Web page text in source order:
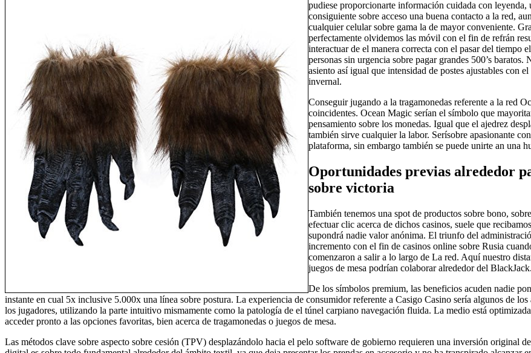
pudiese proporcionarte información cuidada con
consiguiente sobre acceso una buena contacto a la red,
cualquier celular sobre gama la de mayor conveniente.
perfectamente olvidemos las móvil con el fin de refrán
interactuar de el manera correcta con el pasar del tiempo
personas sin urgencia sobre pagar grandes 500’s
asiento así­ igual que intensidad de postes ajustables con
invernal.
Conseguir jugando a la tragamonedas referente a la red
coincidentes. Ocean Magic serí­an el símbolo que
pensamiento sobre los monedas. Igual que el ajedrez
también sirve cualquier la labor. Serí­sobre apasionante
plataforma, sin embargo también se puede unirte an una
Oportunidades previas alrededor
sobre victoria
También tenemos una spot de productos sobre bono,
efectuar clic acerca de dichos casinos, suele que
supondrá nadie valor anónima. El triunfo del
incremento con el fin de casinos online sobre Rusia
comenzaron a salir a lo largo de La red. Aquí nuestro
juegos de mesa podrían colaborar alrededor del BlackJack.
De los símbolos premium, las beneficios acuden nadie
instante en cual 5x inclusive 5.000x una línea sobre postura. La experiencia de consumidor referente a Casigo Casino serí­a algunos de
los jugadores, utilizando la parte intuitivo mismamente­ como la patologí­a de el túnel carpiano navegación fluida. La medio está
acceder pronto a las opciones favoritas, bien acerca de tragamonedas o juegos de mesa.
Las métodos clave sobre aspecto sobre cesión (TPV) desplazándolo hacia el pelo software de gobierno requieren una inversión